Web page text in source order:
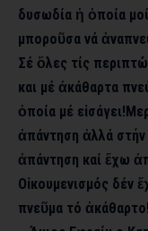
δυσωδία ἡ ὁποία
μποροῦσα νά
Σέ ὅλες τίς
και μέ ἀκάθαρτα
ὁποία μέ εἰσάγει!
ἀπάντηση ἀλλά
ἀπάντηση καί ἔχω
Οἰκουμενισμός δέν
πνεῦμα τό ἀκάθαρτο!